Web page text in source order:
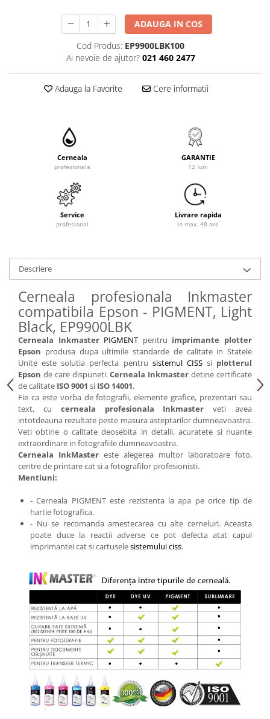
ADAUGA IN COS
Cod Produs: EP9900LBK100
Ai nevoie de ajutor? 021 460 2477
Adauga la Favorite Cere informatii
Cerneala
profesionala
GARANTIE
12 luni
Service
profesional
Livrare rapida
in max. 48 ore
Descriere
Cerneala profesionala Inkmaster
compatibila Epson - PIGMENT, Light
Black, EP9900LBK
Cerneala Inkmaster PIGMENT pentru imprimante plotter
Epson produsa dupa ultimile standarde de calitate in Statele
Unite este solutia perfecta pentru sistemul CISSsi plotterul
Epson de care dispuneti.Cerneala Inkmaster detine certificate
de calitate ISO 9001 si ISO 14001.
Fie ca este vorba de fotografii, elemente grafice, prezentari sau
text, cu cerneala profesionala Inkmaster veti avea
intotdeauna rezultate peste masura asteptarilor dumneavoastra.
Veti obtine o calitate deosebita in detalii, acuratete si nuante
extraordinare in fotografiile dumneavoastra.
Cerneala InkMaster este alegerea multor laboratoare foto,
centre de printare cat si a fotografilor profesionisti.
Mentiuni:
- Cerneala PIGMENT este rezistenta la apa pe orice tip de
hartie fotografica.
- Nu se recomanda amestecarea cu alte cerneluri. Aceasta
poate duce la reactii adverse ce pot defecta atat capul
imprimantei cat si cartuselesistemului ciss.